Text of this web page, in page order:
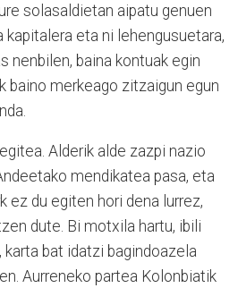
solasaldietan aipatu genuen
kapitalera eta ni lehengusuetara,
nenbilen, baina kontuak egin
baino merkeago zitzaigun egun
Alderik alde zazpi nazio
mendikatea pasa, eta
ez du egiten hori dena lurrez,
dute. Bi motxila hartu, ibili
karta bat idatzi bagindoazela
Aurreneko partea Kolonbiatik